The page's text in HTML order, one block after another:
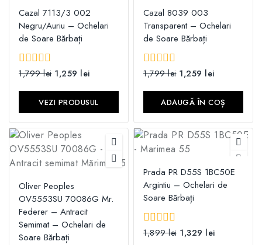
Cazal 7113/3 002
Negru/Auriu – Ochelari
de Soare Bărbați
0
5
1,799lei 1,259 lei
VEZI PRODUSUL
Cazal 8039 003
Transparent – Ochelari
de Soare Bărbați
0
5
1,799lei 1,259 lei
ADAUGĂ ÎN COȘ
Oliver Peoples
OV5553SU 70086G Mr.
Federer – Antracit
Semimat – Ochelari de
Soare Bărbați
Prada PR D55S 1BC50E
Argintiu – Ochelari de
Soare Bărbați
0
1,899lei 1,329 lei